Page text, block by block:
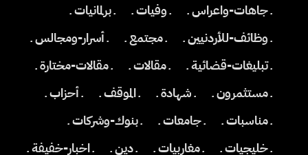
ـ جاهات-واعراس ـ
ـ وفيات ـ
ـ برلمانيات ـ
ـ وظائف-للأردنيين ـ
ـ مجتمع ـ
ـ أسرار-ومجالس ـ
ـ تبليغات-قضائية ـ
ـ مقالات ـ
ـ مقالات-مختارة ـ
ـ مستثمرون ـ
ـ شهادة ـ ـ الموقف ـ
ـ أحزاب ـ
ـ مناسبات ـ
ـ جامعات ـ
ـ بنوك-وشركات ـ
ـ خليجيات ـ
ـ مغاربيات ـ ـ دين ـ ـ اخبار-خفيفة ـ